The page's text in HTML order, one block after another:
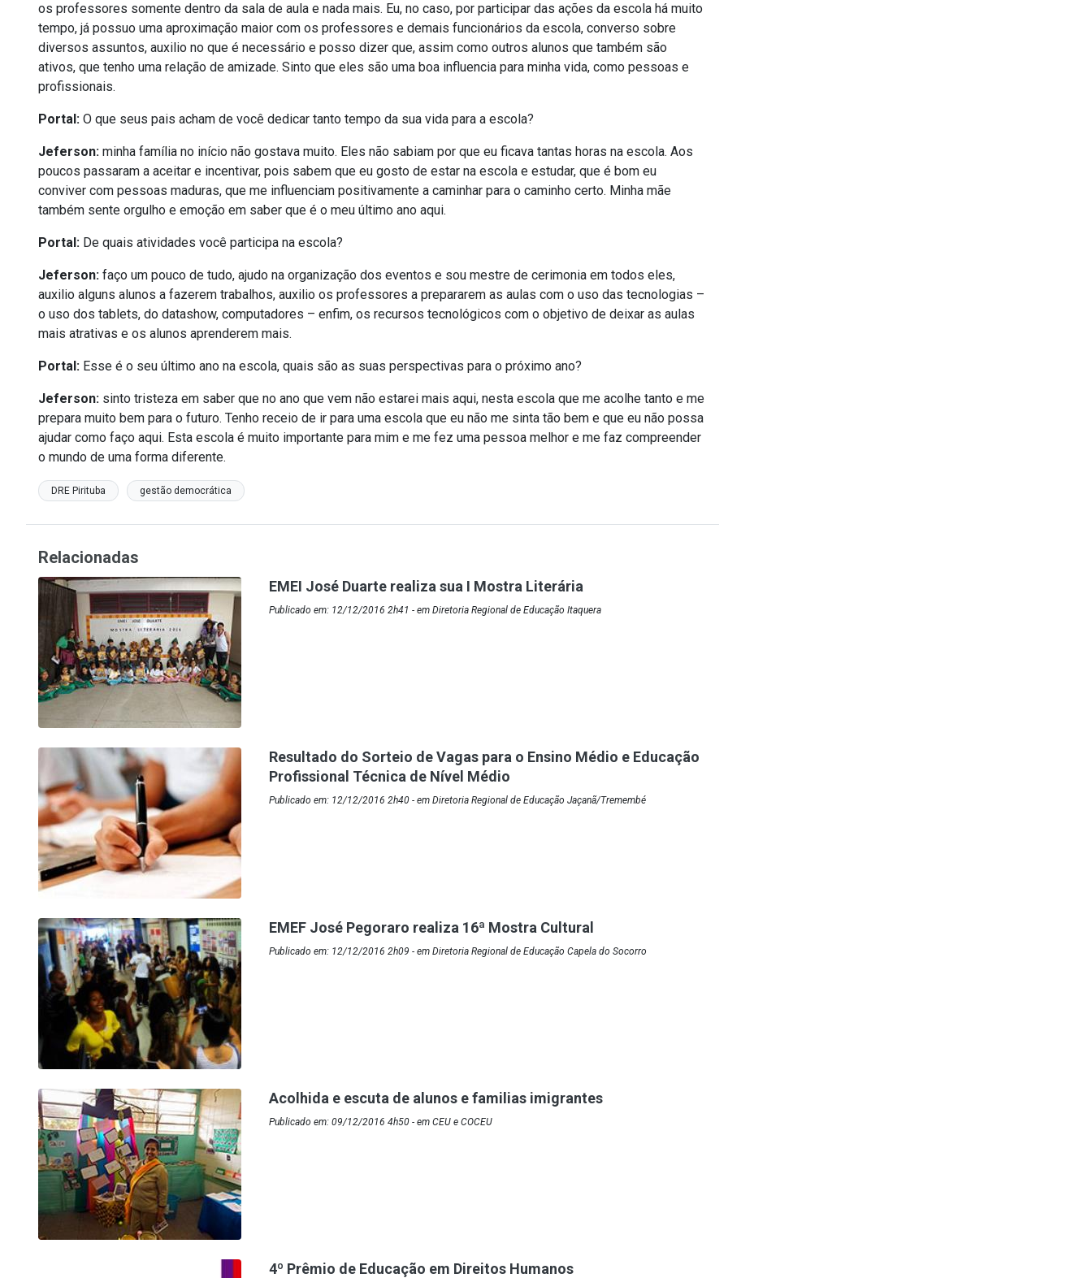
os professores somente dentro da sala de aula e nada mais. Eu, no caso, por participar das ações da escola há muito
tempo, já possuo uma aproximação maior com os professores e demais funcionários da escola, converso sobre
diversos assuntos, auxilio no que é necessário e posso dizer que, assim como outros alunos que também são
ativos, que tenho uma relação de amizade. Sinto que eles são uma boa influencia para minha vida, como pessoas e
profissionais.
Portal: O que seus pais acham de você dedicar tanto tempo da sua vida para a escola?
Jeferson: minha família no início não gostava muito. Eles não sabiam por que eu ficava tantas horas na escola. Aos
poucos passaram a aceitar e incentivar, pois sabem que eu gosto de estar na escola e estudar, que é bom eu
conviver com pessoas maduras, que me influenciam positivamente a caminhar para o caminho certo. Minha mãe
também sente orgulho e emoção em saber que é o meu último ano aqui.
Portal: De quais atividades você participa na escola?
Jeferson: faço um pouco de tudo, ajudo na organização dos eventos e sou mestre de cerimonia em todos eles,
auxilio alguns alunos a fazerem trabalhos, auxilio os professores a prepararem as aulas com o uso das tecnologias –
o uso dos tablets, do datashow, computadores – enfim, os recursos tecnológicos com o objetivo de deixar as aulas
mais atrativas e os alunos aprenderem mais.
Portal: Esse é o seu último ano na escola, quais são as suas perspectivas para o próximo ano?
Jeferson: sinto tristeza em saber que no ano que vem não estarei mais aqui, nesta escola que me acolhe tanto e me
prepara muito bem para o futuro. Tenho receio de ir para uma escola que eu não me sinta tão bem e que eu não possa
ajudar como faço aqui. Esta escola é muito importante para mim e me fez uma pessoa melhor e me faz compreender
o mundo de uma forma diferente.
DRE Pirituba gestão democrática
Relacionadas
EMEI José Duarte realiza sua I Mostra Literária
Publicado em: 12/12/2016 2h41 - em Diretoria Regional de Educação Itaquera
Resultado do Sorteio de Vagas para o Ensino Médio e Educação
Profissional Técnica de Nível Médio
Publicado em: 12/12/2016 2h40 - em Diretoria Regional de Educação Jaçanã/Tremembé
EMEF José Pegoraro realiza 16ª Mostra Cultural
Publicado em: 12/12/2016 2h09 - em Diretoria Regional de Educação Capela do Socorro
Acolhida e escuta de alunos e familias imigrantes
Publicado em: 09/12/2016 4h50 - em CEU e COCEU
4º Prêmio de Educação em Direitos Humanos